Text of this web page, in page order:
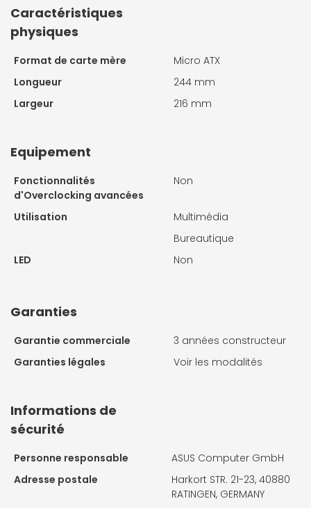
Caractéristiques
physiques
Format de carte mère
Micro ATX
Longueur
244 mm
Largeur
216 mm
Equipement
Fonctionnalités
d'Overclocking avancées
Non
Utilisation
Multimédia
Bureautique
LED
Non
Garanties
Garantie commerciale
3 années constructeur
Garanties légales
Voir les modalités
Informations de
sécurité
Personne responsable
ASUS Computer GmbH
Adresse postale
Harkort STR. 21-23, 40880
RATINGEN, GERMANY